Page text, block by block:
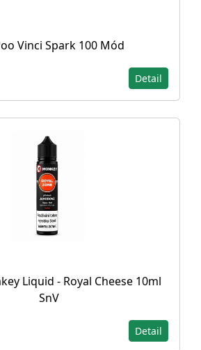
Vinci Spark 100 Mód
Detail
Liquid - Royal Cheese 10ml
SnV
Detail